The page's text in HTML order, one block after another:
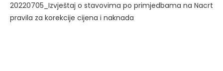
20220705_Izvještaj o stavovima po primjedbama na Nacrt
pravila za korekcije cijena i naknada